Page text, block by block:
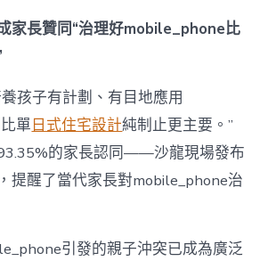
成
為
東
西”，
而
非
“家
庭
中
家長贊同“治理好mobile_phone比
孩子有計劃、有目地應用
單日式住宅設計純制止更主要。”
的家長認同——沙龍現場發布
提醒了當代家長對mobile_phone治
引發的親子沖突已成為廣泛